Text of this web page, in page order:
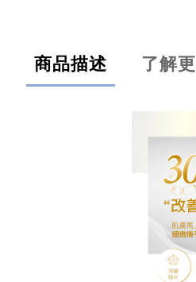
商品描述 了解